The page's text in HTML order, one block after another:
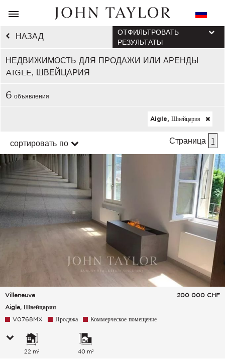
НАЗАД
НЕДВИЖИМОСТЬ ДЛЯ ПРОДАЖИ ИЛИ АРЕНДЫ
AIGLE, ШВЕЙЦАРИЯ
ОТФИЛЬТРОВАТЬ
РЕЗУЛЬТАТЫ
6 объявления
Aigle, Швейцария
сортировать по Страница 1
Villeneuve
Aigle, Швейцария
200 000 CHF
V0768MX Продажа Коммерческое помещение
22 m² 40 m²